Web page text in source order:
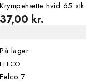
Krympehætte hvid 65 stk.
37,00 kr.
På lager
FELCO
Felco 7